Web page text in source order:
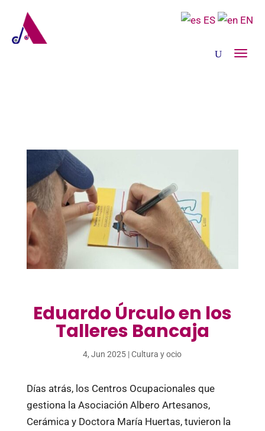
ES EN
Eduardo Úrculo en los
Talleres Bancaja
4, Jun 2025 |Cultura y ocio
Días atrás, los Centros Ocupacionales que
gestiona la Asociación Albero Artesanos,
Cerámica y Doctora María Huertas, tuvieron la